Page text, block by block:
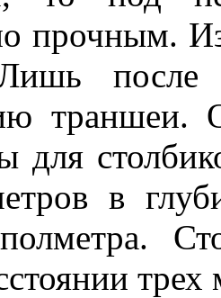
прочным.
Лишь
траншеи.
для
в
трех